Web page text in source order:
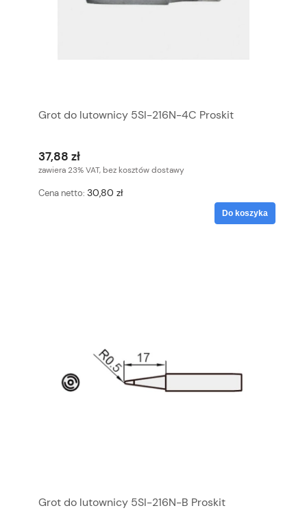
Grot do lutownicy 5SI-216N-4C Proskit
37,88 zł
zawiera 23% VAT, bez kosztów dostawy
Cena netto: 30,80 zł
Do koszyka
Grot do lutownicy 5SI-216N-B Proskit